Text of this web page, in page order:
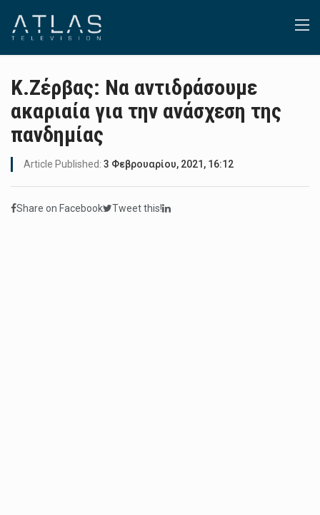
Κ.Ζέρβας: Να αντιδράσουμε
ακαριαία για την ανάσχεση της
πανδημίας
Article Published: 3 Φεβρουαρίου, 2021, 16:12
Share on Facebook Tweet this!